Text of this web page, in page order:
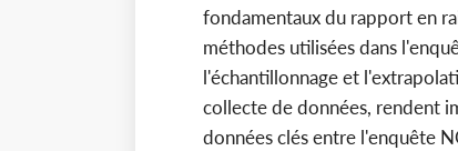
fondamentaux du rapport en
méthodes utilisées dans
l'échantillonnage et
collecte de données, rendent
données clés entre l'enquête